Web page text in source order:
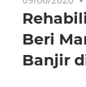
Beri
Banjir